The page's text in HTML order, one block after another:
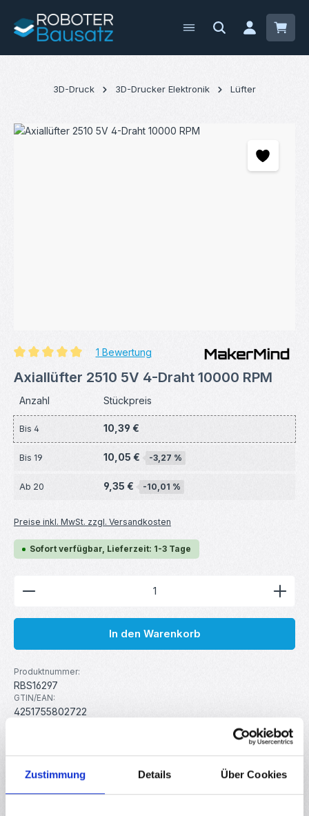
Zustimmung Details Über Cookies
Zum Hauptinhalt springen
3D-Druck 3D-Drucker Elektronik Lüfter
Bildergalerie überspringen
1 Bewertung
Axiallüfter 2510 5V 4-Draht 10000 RPM
Anzahl Stückpreis
Bis 4 10,39 €
Bis 19 10,05 € -3,27 %
Ab 20 9,35 € -10,01 %
Preise inkl. MwSt. zzgl. Versandkosten
Sofort verfügbar, Lieferzeit: 1-3 Tage
Produkt Anzahl: Gib den gewünschten Wert ein
In den Warenkorb
Produktnummer:
RBS16297
GTIN/EAN:
4251755802722